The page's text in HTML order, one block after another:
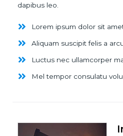
dapibus leo.
Lorem ipsum dolor sit
Aliquam suscipit felis a
Luctus nec ullamcorper
Mel tempor consulatu